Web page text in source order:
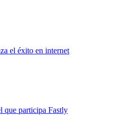
el éxito en internet
que participa Fastly